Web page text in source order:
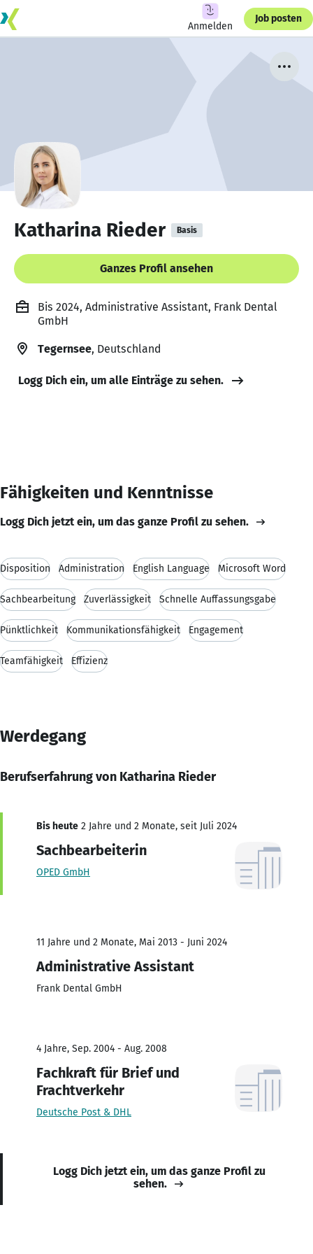
Anmelden
Job posten
Katharina Rieder Basis
Ganzes Profil ansehen
Bis 2024, Administrative Assistant, Frank Dental
GmbH
Tegernsee, Deutschland
Logg Dich ein, um alle Einträge zu sehen.
Fähigkeiten und Kenntnisse
Logg Dich jetzt ein, um das ganze Profil zu sehen.
Disposition Administration English Language Microsoft Word
Sachbearbeitung Zuverlässigkeit Schnelle Auffassungsgabe
Pünktlichkeit Kommunikationsfähigkeit Engagement
Teamfähigkeit Effizienz
Werdegang
Berufserfahrung von Katharina Rieder
Bis heute 2 Jahre und 2 Monate, seit Juli 2024
Sachbearbeiterin
OPED GmbH
11 Jahre und 2 Monate, Mai 2013 - Juni 2024
Administrative Assistant
Frank Dental GmbH
4 Jahre, Sep. 2004 - Aug. 2008
Fachkraft für Brief und
Frachtverkehr
Deutsche Post & DHL
Logg Dich jetzt ein, um das ganze Profil zu
sehen.